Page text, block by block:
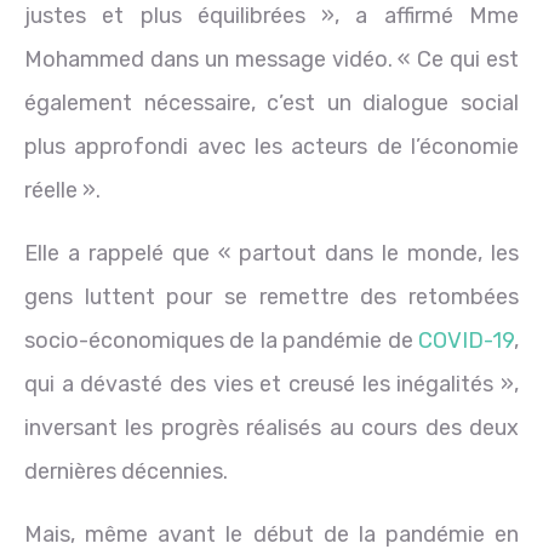
justes et plus équilibrées », a affirmé Mme
Mohammed dans un message vidéo. « Ce qui est
également nécessaire, c’est un dialogue social
plus approfondi avec les acteurs de l’économie
réelle ».
Elle a rappelé que « partout dans le monde, les
gens luttent pour se remettre des retombées
socio-économiques de la pandémie de COVID-19,
qui a dévasté des vies et creusé les inégalités »,
inversant les progrès réalisés au cours des deux
dernières décennies.
Mais, même avant le début de la pandémie en